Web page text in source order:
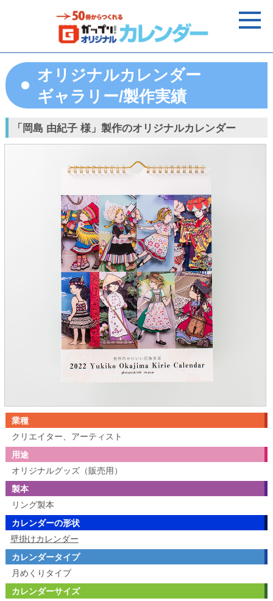
オリジナルカレンダー
ギャラリー/製作実績
「岡島 由紀子 様」製作のオリジナルカレンダー
業種
クリエイター、アーティスト
用途
オリジナルグッズ（販売用）
製本
リング製本
カレンダーの形状
壁掛けカレンダー
カレンダータイプ
月めくりタイプ
カレンダーサイズ